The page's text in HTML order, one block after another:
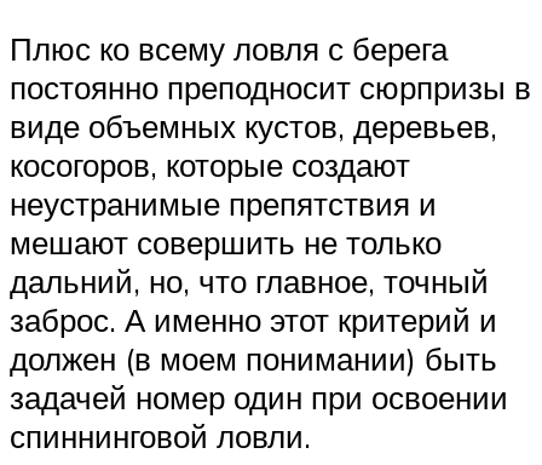
Плюс ко всему ловля с берега
постоянно преподносит сюрпризы в
виде объемных кустов, деревьев,
косогоров, которые создают
неустранимые препятствия и
мешают совершить не только
дальний, но, что главное, точный
заброс. А именно этот критерий и
должен (в моем понимании) быть
задачей номер один при освоении
спиннинговой ловли.